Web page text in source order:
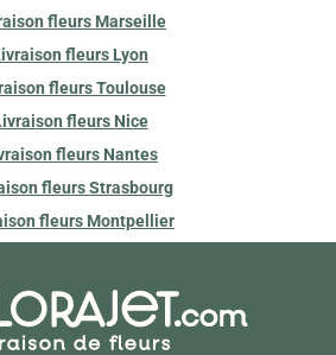
fleurs Marseille
fleurs Lyon
fleurs Toulouse
fleurs Nice
fleurs Nantes
fleurs Strasbourg
fleurs Montpellier